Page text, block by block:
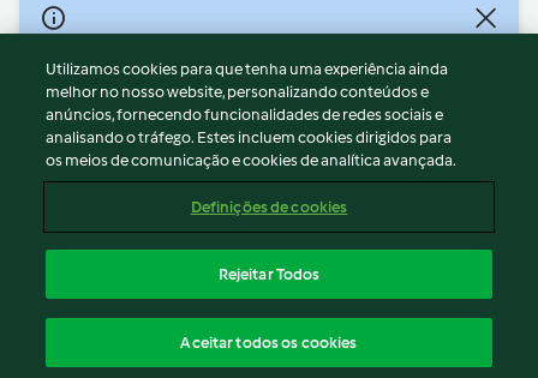
© Copyright 2026
Termos de Utilização
Aviso sobre Proteção de Dados
Aviso
Apoio legal
Conteúdo do relatório
Declaração de acessibilidade
Utilizamos cookies para que tenha uma experiência ainda
melhor no nosso website, personalizando conteúdos e
anúncios, fornecendo funcionalidades de redes sociais e
analisando o tráfego. Estes incluem cookies dirigidos para
os meios de comunicação e cookies de analítica avançada.
Definições de cookies
Rejeitar Todos
Aceitar todos os cookies